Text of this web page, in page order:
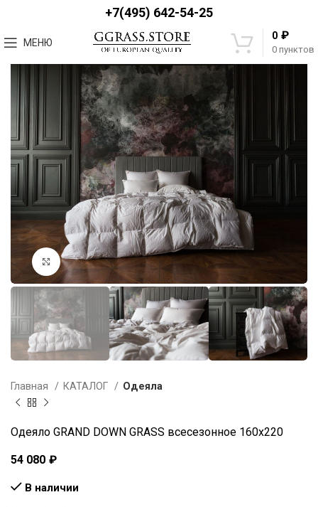
+7(495) 642-54-25
МЕНЮ
0 пунктов
0 ₽
Увеличить
Главная КАТАЛОГ Одеяла
Одеяло GRAND DOWN GRASS всесезонное 160х220
54 080 ₽
В наличии